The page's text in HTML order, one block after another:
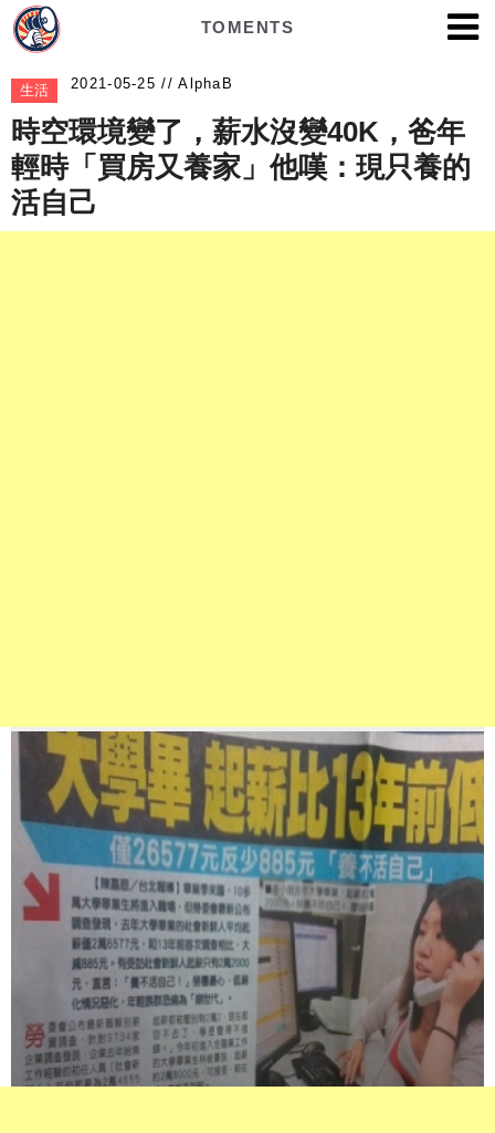
TOMENTS
生活 AlphaB
時空環境變了，薪水沒變40K，爸年
輕時「買房又養家」他嘆：現只養的
活自己